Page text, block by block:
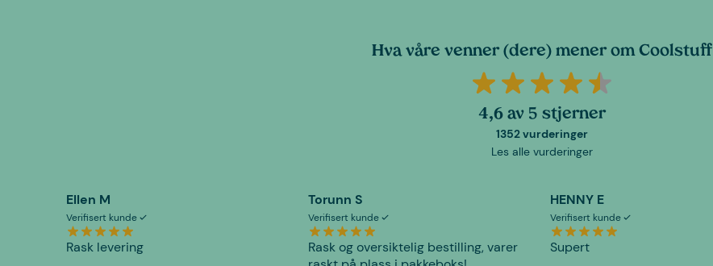
Hva våre venner (dere) mener om Coolstuff
4,6 av 5 stjerner
1352 vurderinger
Les alle vurderinger
Ellen M
Verifisert kunde
Rask levering
Torunn S
Verifisert kunde
Rask og oversiktelig bestilling, varer
HENNY E
Verifisert kunde
Supert